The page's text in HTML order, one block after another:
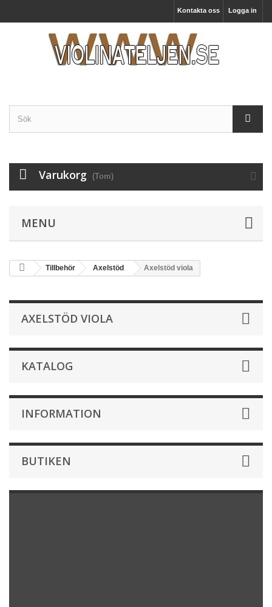
Logga in
Kontakta oss
Varukorg (Tom)
MENU
Tillbehör Axelstöd Axelstöd viola
AXELSTÖD VIOLA
KATALOG
INFORMATION
BUTIKEN